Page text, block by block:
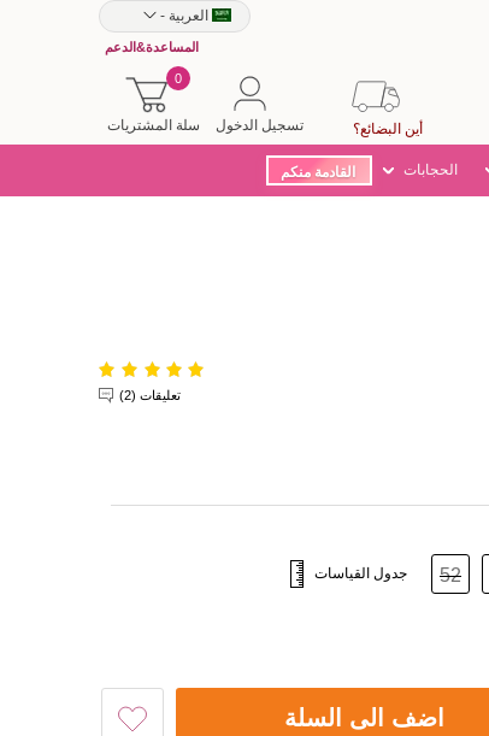
العربية -
المساعدة&الدعم
سلة المشتريات
0
تسجيل الدخول أين البضائع؟
الحجابات القادمة منكم
تعليقات (2)
52 جدول القياسات
اضف الى السلة